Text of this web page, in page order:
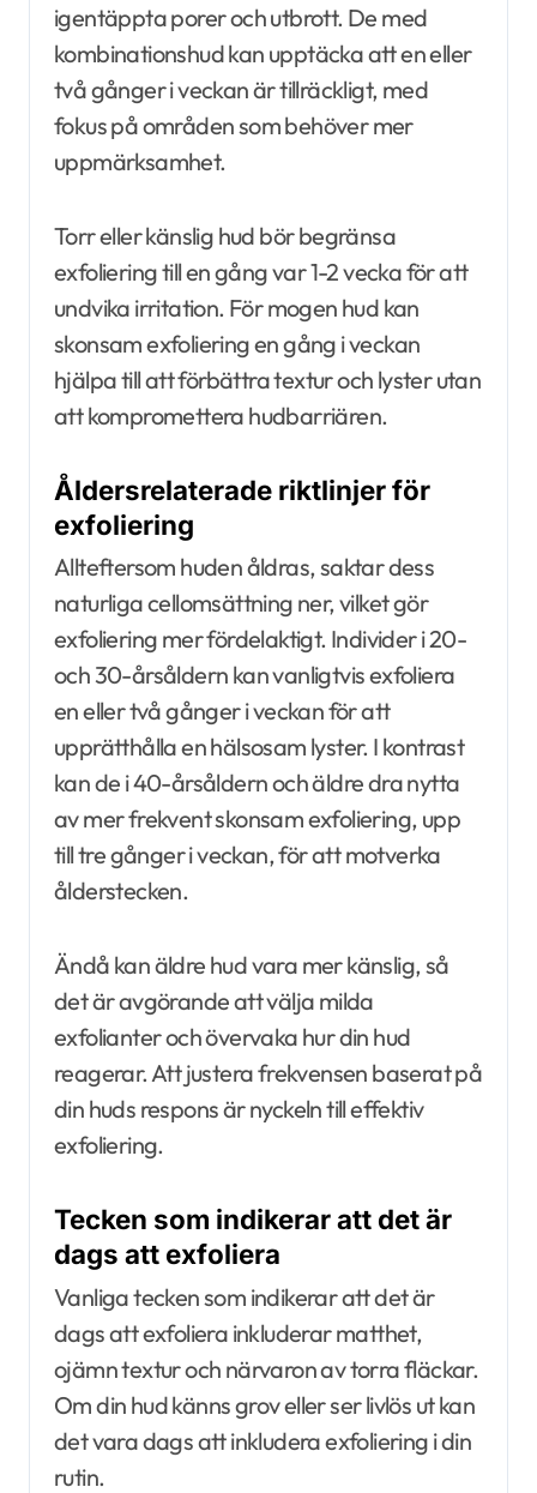
igentäppta porer och utbrott. De med
kombinationshud kan upptäcka att en eller
två gånger i veckan är tillräckligt, med
fokus på områden som behöver mer
uppmärksamhet.
Torr eller känslig hud bör begränsa
exfoliering till en gång var 1-2 vecka för att
undvika irritation. För mogen hud kan
skonsam exfoliering en gång i veckan
hjälpa till att förbättra textur och lyster utan
att kompromettera hudbarriären.
Åldersrelaterade riktlinjer för
exfoliering
Allteftersom huden åldras, saktar dess
naturliga cellomsättning ner, vilket gör
exfoliering mer fördelaktigt. Individer i 20-
och 30-årsåldern kan vanligtvis exfoliera
en eller två gånger i veckan för att
upprätthålla en hälsosam lyster. I kontrast
kan de i 40-årsåldern och äldre dra nytta
av mer frekvent skonsam exfoliering, upp
till tre gånger i veckan, för att motverka
ålderstecken.
Ändå kan äldre hud vara mer känslig, så
det är avgörande att välja milda
exfolianter och övervaka hur din hud
reagerar. Att justera frekvensen baserat på
din huds respons är nyckeln till effektiv
exfoliering.
Tecken som indikerar att det är
dags att exfoliera
Vanliga tecken som indikerar att det är
dags att exfoliera inkluderar matthet,
ojämn textur och närvaron av torra fläckar.
Om din hud känns grov eller ser livlös ut kan
det vara dags att inkludera exfoliering i din
rutin.